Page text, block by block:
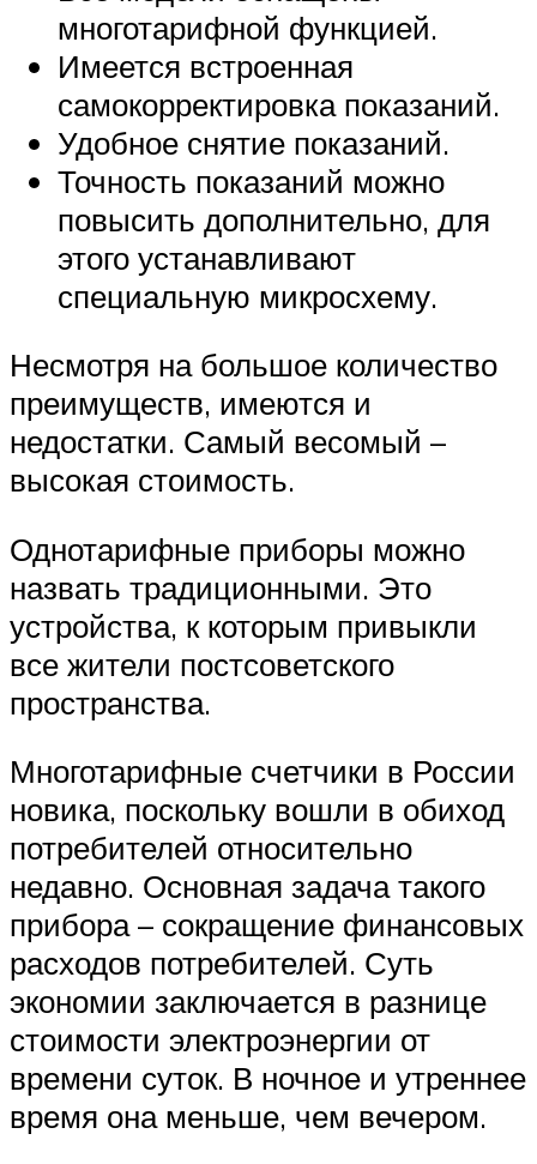
многотарифной функцией.
Имеется встроенная
самокорректировка показаний.
Удобное снятие показаний.
Точность показаний можно
повысить дополнительно, для
этого устанавливают
специальную микросхему.
Несмотря на большое количество
преимуществ, имеются и
недостатки. Самый весомый –
высокая стоимость.
Однотарифные приборы можно
назвать традиционными. Это
устройства, к которым привыкли
все жители постсоветского
пространства.
Многотарифные счетчики в России
новика, поскольку вошли в обиход
потребителей относительно
недавно. Основная задача такого
прибора – сокращение финансовых
расходов потребителей. Суть
экономии заключается в разнице
стоимости электроэнергии от
времени суток. В ночное и утреннее
время она меньше, чем вечером.